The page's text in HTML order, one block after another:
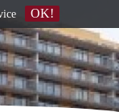
OK!